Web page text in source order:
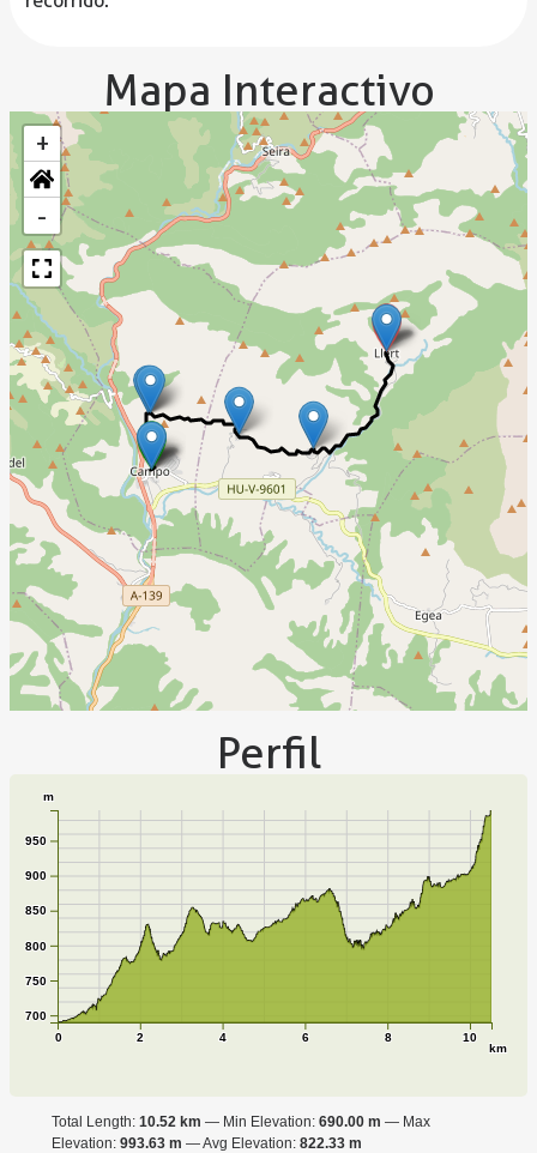
Mapa Interactivo
+
-
Perfil
0 2 4 6 8 10
km
700
750
800
850
900
950
m
Total Length: 10.52 km Min Elevation: 690.00 m
Max
Elevation: 993.63 m Avg Elevation: 822.33 m